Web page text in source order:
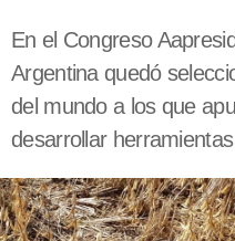
En el Congreso
Argentina quedó
del mundo a los que
desarrollar